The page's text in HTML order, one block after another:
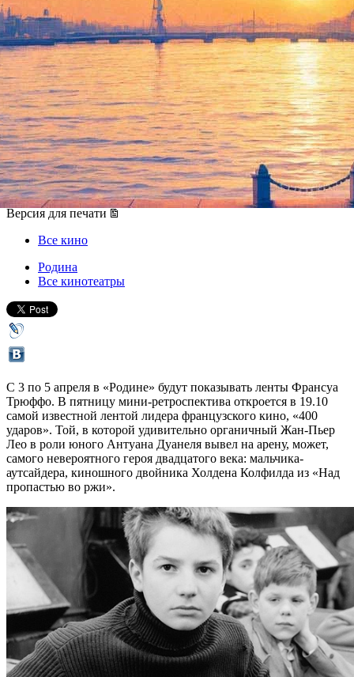
В «Родине» пройдет
ретроспектива Франсуа
Трюффо
03 апреля 2015, пятница-05 апреля 2015, воскресенье
Версия для печати
Все кино
Родина
Все кинотеатры
С 3 по 5 апреля в «Родине» будут показывать ленты Франсуа
Трюффо. В пятницу мини-ретроспектива откроется в 19.10
самой известной лентой лидера французского кино, «400
ударов». Той, в которой удивительно органичный Жан-Пьер
Лео в роли юного Антуана Дуанеля вывел на арену, может,
самого невероятного героя двадцатого века: мальчика-
аутсайдера, киношного двойника Холдена Колфилда из «Над
пропастью во ржи».